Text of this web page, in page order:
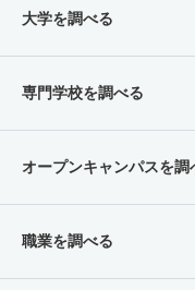
大学を調べる
専門学校を調べる
オープンキャンパスを調
職業を調べる